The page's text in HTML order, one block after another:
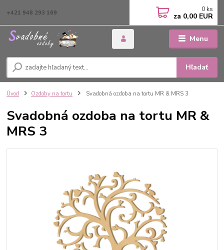
Menu
Hľadať
+421 948 293 169 0 ks
za 0,00 EUR
Úvod Ozdoby na tortu Svadobná ozdoba na tortu MR & MRS 3
Svadobná ozdoba na tortu MR &
MRS 3